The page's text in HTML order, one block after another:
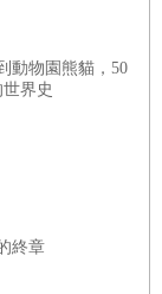
純樸，就幾乎
裹沒太大差
適。起初，我
漸體會到旅行
動物園熊貓，50
界史
終章